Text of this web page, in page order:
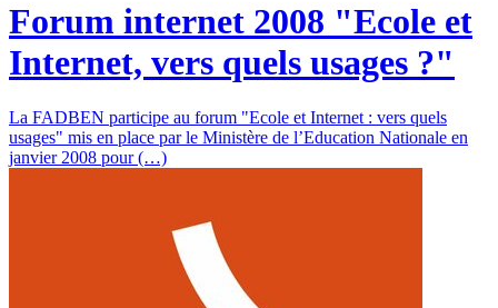
Forum internet 2008 "Ecole et
Internet, vers quels usages ?"
La FADBEN participe au forum "Ecole et Internet : vers quels
usages" mis en place par le Ministère de l’Education Nationale en
janvier 2008 pour (…)